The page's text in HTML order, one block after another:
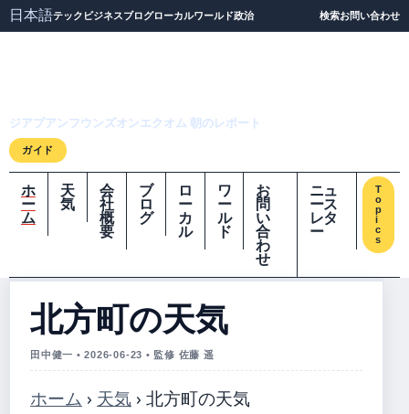
日本語テック ビジネスブログローカルワールド政治 検索お問い合わせ
ジアプアンフウンズオンエクオム 朝のレポート
ガイド
ホ
ー
ム
天
気
会
社
概
要
ブ
ロ
グ
ロ
ー
カ
ル
ワ
ー
ル
ド
お
問
い
合
わ
せ
ニュ
ース
レタ
ー
T
o
p
i
c
s
北方町の天気
田中健一 • 2026-06-23 • 監修 佐藤 遥
ホーム › 天気 › 北方町の天気